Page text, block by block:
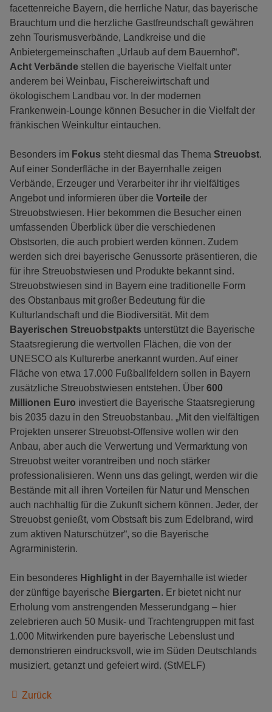
facettenreiche Bayern, die herrliche Natur, das bayerische
Brauchtum und die herzliche Gastfreundschaft gewähren
zehn Tourismusverbände, Landkreise und die
Anbietergemeinschaften „Urlaub auf dem Bauernhof“.
Acht Verbände stellen die bayerische Vielfalt unter
anderem bei Weinbau, Fischereiwirtschaft und
ökologischem Landbau vor. In der modernen
Frankenwein-Lounge können Besucher in die Vielfalt der
fränkischen Weinkultur eintauchen.
Besonders im Fokus steht diesmal das Thema Streuobst.
Auf einer Sonderfläche in der Bayernhalle zeigen
Verbände, Erzeuger und Verarbeiter ihr ihr vielfältiges
Angebot und informieren über die Vorteile der
Streuobstwiesen. Hier bekommen die Besucher einen
umfassenden Überblick über die verschiedenen
Obstsorten, die auch probiert werden können. Zudem
werden sich drei bayerische Genussorte präsentieren, die
für ihre Streuobstwiesen und Produkte bekannt sind.
Streuobstwiesen sind in Bayern eine traditionelle Form
des Obstanbaus mit großer Bedeutung für die
Kulturlandschaft und die Biodiversität. Mit dem
Bayerischen Streuobstpakts unterstützt die Bayerische
Staatsregierung die wertvollen Flächen, die von der
UNESCO als Kulturerbe anerkannt wurden. Auf einer
Fläche von etwa 17.000 Fußballfeldern sollen in Bayern
zusätzliche Streuobstwiesen entstehen. Über 600
Millionen Euro investiert die Bayerische Staatsregierung
bis 2035 dazu in den Streuobstanbau. „Mit den vielfältigen
Projekten unserer Streuobst-Offensive wollen wir den
Anbau, aber auch die Verwertung und Vermarktung von
Streuobst weiter vorantreiben und noch stärker
professionalisieren. Wenn uns das gelingt, werden wir die
Bestände mit all ihren Vorteilen für Natur und Menschen
auch nachhaltig für die Zukunft sichern können. Jeder, der
Streuobst genießt, vom Obstsaft bis zum Edelbrand, wird
zum aktiven Naturschützer“, so die Bayerische
Agrarministerin.
Ein besonderes Highlight in der Bayernhalle ist wieder
der zünftige bayerische Biergarten. Er bietet nicht nur
Erholung vom anstrengenden Messerundgang – hier
zelebrieren auch 50 Musik- und Trachtengruppen mit fast
1.000 Mitwirkenden pure bayerische Lebenslust und
demonstrieren eindrucksvoll, wie im Süden Deutschlands
musiziert, getanzt und gefeiert wird. (StMELF)
Zurück